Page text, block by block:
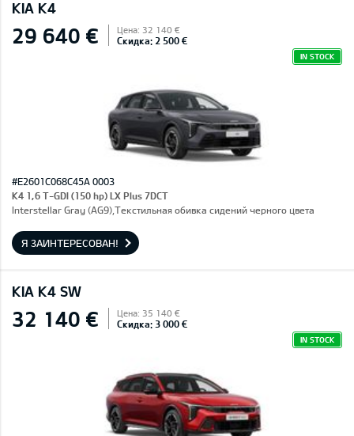
KIA K4
29 640 € Цена: 32 140 €
Скидка: 2 500 €
IN STOCK
#E2601C068C45A 0003
K4 1,6 T-GDI (150 hp) LX Plus 7DCT
Interstellar Gray (AG9),Текстильная обивка сидений черного цвета
Я ЗАИНТЕРЕСОВАН!
KIA K4 SW
32 140 € Цена: 35 140 €
Скидка: 3 000 €
IN STOCK